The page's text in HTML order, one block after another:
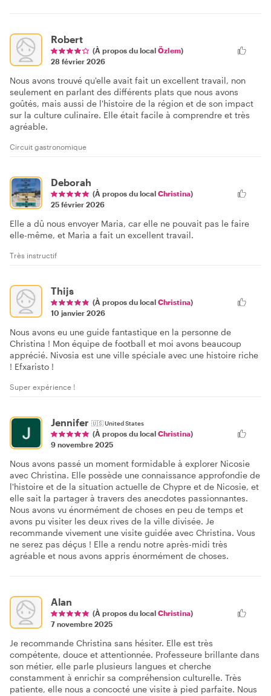
Robert
(À propos du local Özlem)
28 février 2026
Nous avons trouvé qu'elle avait fait un excellent travail, non
seulement en parlant des différents plats que nous avons
goûtés, mais aussi de l'histoire de la région et de son impact
sur la culture culinaire. Elle était facile à comprendre et très
agréable.
Circuit gastronomique
Deborah
(À propos du local Christina)
25 février 2026
Elle a dû nous envoyer Maria, car elle ne pouvait pas le faire
elle-même, et Maria a fait un excellent travail.
Très instructif
Thijs
(À propos du local Christina)
10 janvier 2026
Nous avons eu une guide fantastique en la personne de
Christina ! Mon équipe de football et moi avons beaucoup
apprécié. Nivosia est une ville spéciale avec une histoire riche
! Efxaristo !
Super expérience !
Jennifer 🇺🇸United States
(À propos du local Christina)
9 novembre 2025
Nous avons passé un moment formidable à explorer Nicosie
avec Christina. Elle possède une connaissance approfondie de
l'histoire et de la situation actuelle de Chypre et de Nicosie, et
elle sait la partager à travers des anecdotes passionnantes.
Nous avons vu énormément de choses en peu de temps et
avons pu visiter les deux rives de la ville divisée. Je
recommande vivement une visite guidée avec Christina. Vous
ne serez pas déçus ! Elle a rendu notre après-midi très
agréable et nous avons appris énormément de choses.
Alan
(À propos du local Christina)
7 novembre 2025
Je recommande Christina sans hésiter. Elle est très
compétente, douce et attentionnée. Professeure brillante dans
son métier, elle parle plusieurs langues et cherche
constamment à enrichir sa compréhension culturelle. Très
patiente, elle nous a concocté une visite à pied parfaite. Nous